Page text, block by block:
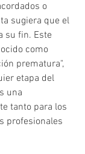
o
sugiera que el
su fin. Este
como
prematura",
etapa del
una
tanto para los
profesionales